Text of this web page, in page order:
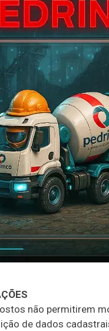
não permitirem
de dados